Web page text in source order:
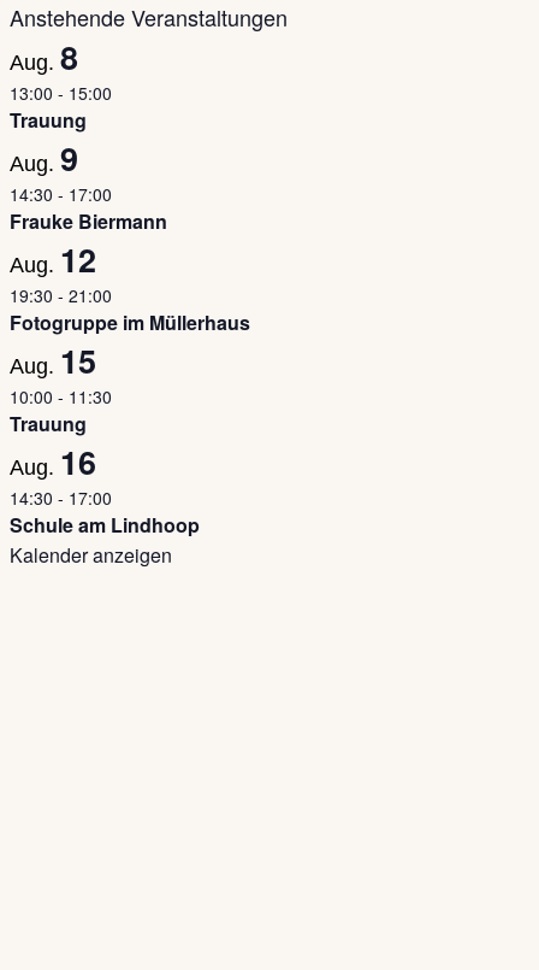
Anstehende Veranstaltungen
Aug. 8
13:00 - 15:00
Trauung
Aug. 9
14:30 - 17:00
Frauke Biermann
Aug. 12
19:30 - 21:00
Fotogruppe im Müllerhaus
Aug. 15
10:00 - 11:30
Trauung
Aug. 16
14:30 - 17:00
Schule am Lindhoop
Kalender anzeigen